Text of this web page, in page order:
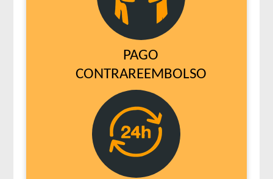
PAGO
CONTRAREEMBOLSO